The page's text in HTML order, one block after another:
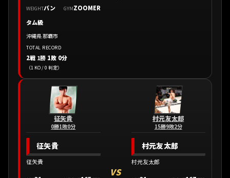
WEIGHTバン
タム級
GYMZOOMER
沖縄県 那覇市
TOTAL RECORD
2戦 1勝 1敗 0分
（1 KO / 0 判定）
征矢貴
0勝1敗0分
征矢貴
征矢貴
VS
村元友太郎
15勝9敗2分
村元友太郎
村元友太郎